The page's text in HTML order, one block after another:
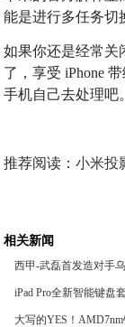
能是进行多任务切
如果你还是经常关
了，享受 iPhone
手机自己去处理吧。
推荐阅读：小米投
相关新闻
西甲-武磊首发造对手
iPad Pro全新智能键盘
大写的YES！